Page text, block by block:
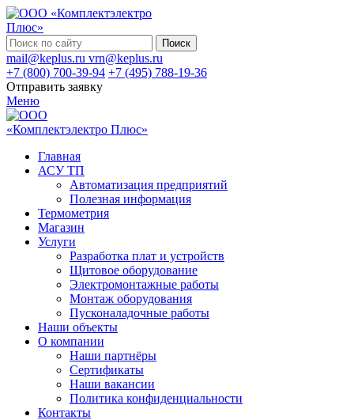
Поиск
mail@keplus.ru vrn@keplus.ru
+7 (800) 700-39-94 +7 (495) 788-19-36
Отправить заявку
Меню
Главная
АСУ ТП
Автоматизация предприятий
Полезная информация
Термометрия
Магазин
Услуги
Разработка плат и устройств
Щитовое оборудование
Электромонтажные работы
Монтаж оборудования
Пусконаладочные работы
Наши объекты
О компании
Наши партнёры
Сертификаты
Наши вакансии
Политика конфиденциальности
Контакты